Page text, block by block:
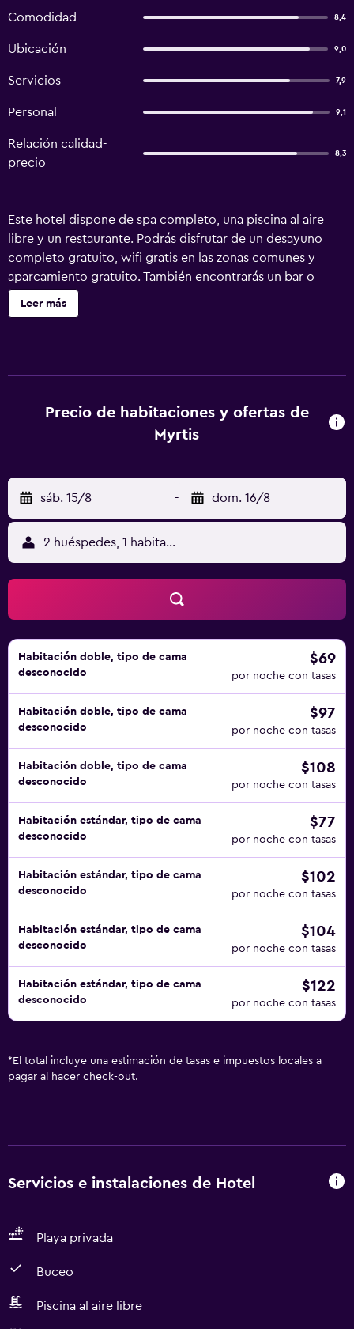
Comodidad 8,4
Ubicación 9,0
Servicios 7,9
Personal 9,1
Relación calidad-
precio
8,3
Este hotel dispone de spa completo, una piscina al aire
libre y un restaurante. Podrás disfrutar de un desayuno
completo gratuito, wifi gratis en las zonas comunes y
aparcamiento gratuito. También encontrarás un bar o
lounge, un bar junto a la piscina y un bar-cafetería. Myrtis
ofrece 34 alojamientos con aire acondicionado, secador
ofrece acceso a Internet wifi gratis. Los servicios para las
personas de negocios incluyen escritorio y teléfono. Se
servicios de ocio y esparcimiento incluyen sauna. Se
pueden practicar las actividades de ocio y esparcimiento
que se indican más abajo en las instalaciones o cerca del
alojamiento (es posible que se aplique un recargo).
Leer más
Precio de habitaciones y ofertas de
Myrtis
sáb. 15/8 - dom. 16/8
2 huéspedes, 1 habitación
Habitación doble, tipo de cama
desconocido
$69
por noche con tasas
Habitación doble, tipo de cama
desconocido
$97
por noche con tasas
Habitación doble, tipo de cama
desconocido
$108
por noche con tasas
Habitación estándar, tipo de cama
desconocido
$77
por noche con tasas
Habitación estándar, tipo de cama
desconocido
$102
por noche con tasas
Habitación estándar, tipo de cama
desconocido
$104
por noche con tasas
Habitación estándar, tipo de cama
desconocido
$122
por noche con tasas
* El total incluye una estimación de tasas e impuestos locales a
pagar al hacer check-out.
Servicios e instalaciones de Hotel
Playa privada
Buceo
Piscina al aire libre